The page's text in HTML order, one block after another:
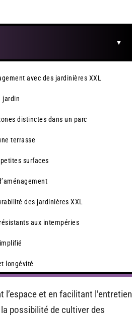
avec des jardinières XXL
jardin
distinctes dans un parc
terrasse
surfaces
des jardinières XXL
aux intempéries
longévité
l’espace et en facilitant l’entretien
possibilité de cultiver des